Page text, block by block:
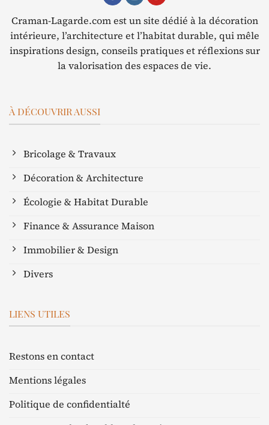
Craman-Lagarde.com est un site dédié à la décoration
intérieure, l’architecture et l’habitat durable, qui mêle
inspirations design, conseils pratiques et réflexions sur
la valorisation des espaces de vie.
À DÉCOUVRIR AUSSI
Bricolage & Travaux
Décoration & Architecture
Écologie & Habitat Durable
Finance & Assurance Maison
Immobilier & Design
Divers
LIENS UTILES
Restons en contact
Mentions légales
Politique de confidentialté